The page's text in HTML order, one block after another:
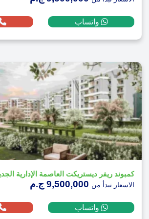
واتساب
الاسعار تبدأ من
واتساب